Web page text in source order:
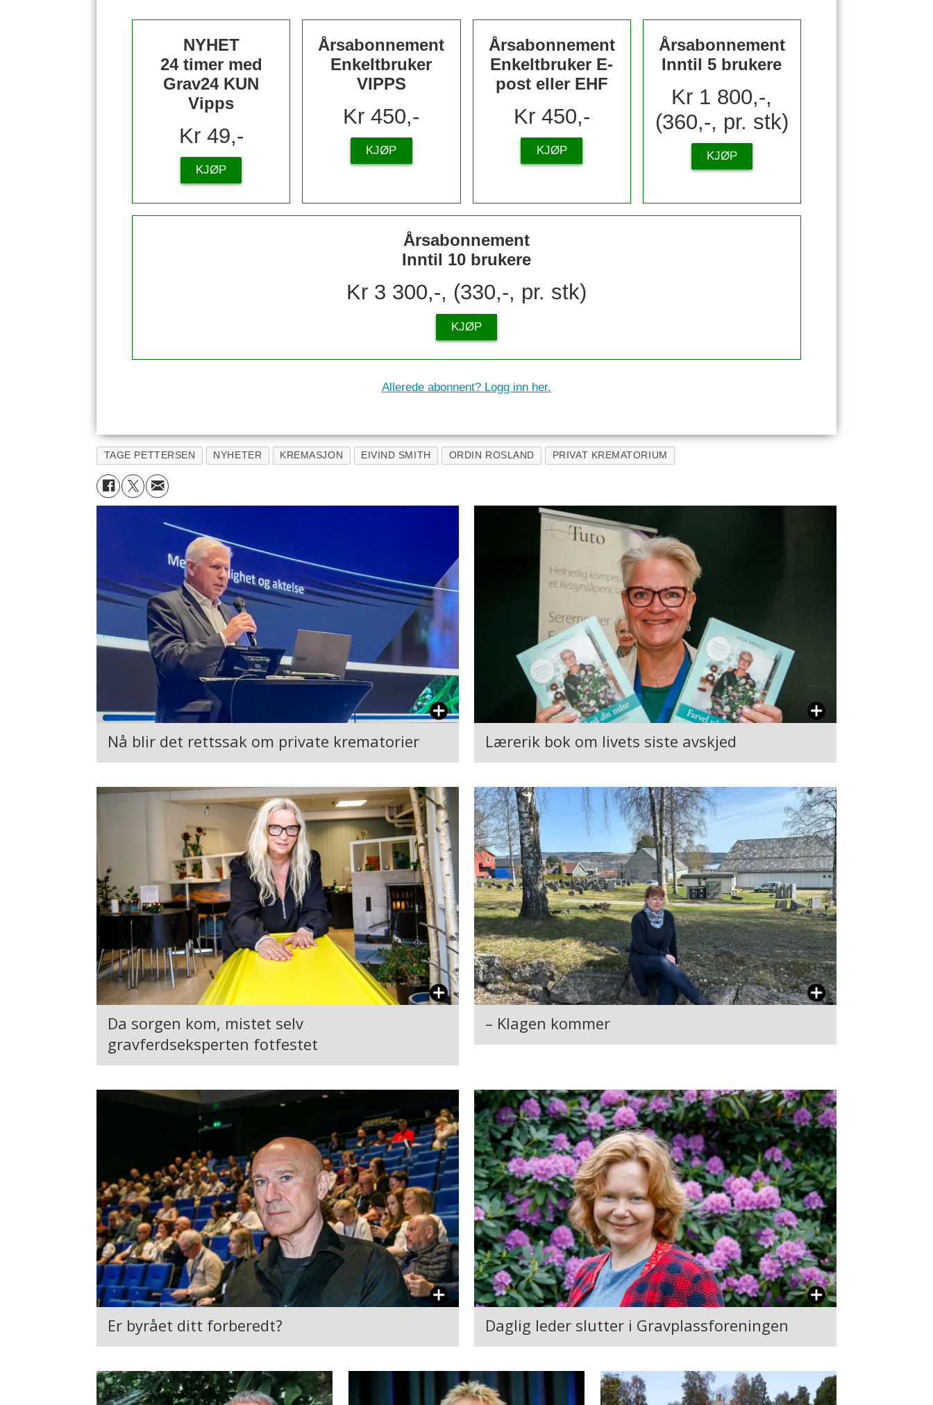
NYHET
24 timer med
Grav24 KUN
Vipps
Kr 49,-
KJØP
Årsabonnement
Enkeltbruker
VIPPS
Kr 450,-
KJØP
Årsabonnement
Enkeltbruker E-
post eller EHF
Kr 450,-
KJØP
Årsabonnement
Inntil 5 brukere
Kr 1 800,-,
(360,-, pr. stk)
KJØP
Årsabonnement
Inntil 10 brukere
Kr 3 300,-, (330,-, pr. stk)
KJØP
Allerede abonnent? Logg inn her.
TAGE PETTERSEN NYHETER KREMASJON EIVIND SMITH ORDIN ROSLAND PRIVAT KREMATORIUM
Nå blir det rettssak om private krematorier Lærerik bok om livets siste avskjed
Da sorgen kom, mistet selv
gravferdseksperten fotfestet
– Klagen kommer
Er byrået ditt forberedt? Daglig leder slutter i Gravplassforeningen